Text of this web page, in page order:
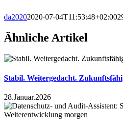
da20202020-07-04T11:53:48+02:00
Ähnliche Artikel
Stabil. Weitergedacht.
28.Januar.2026